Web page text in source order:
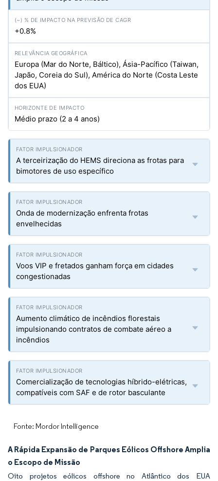
+0.8%
Europa (Mar do Norte, Báltico), Ásia-Pacífico (Taiwan,
Japão, Coreia do Sul), América do Norte (Costa Leste
dos EUA)
Médio prazo (2 a 4 anos)
A terceirização do HEMS direciona as frotas para
bimotores de uso específico
Onda de modernização enfrenta frotas
envelhecidas
Voos VIP e fretados ganham força em cidades
congestionadas
Aumento climático de incêndios florestais
impulsionando contratos de combate aéreo a
incêndios
Comercialização de tecnologias híbrido-elétricas,
compatíveis com SAF e de rotor basculante
Fonte: Mordor Intelligence
A Rápida Expansão de Parques Eólicos Offshore Amplia
o Escopo de Missão
Oito projetos eólicos offshore no Atlântico dos EUA